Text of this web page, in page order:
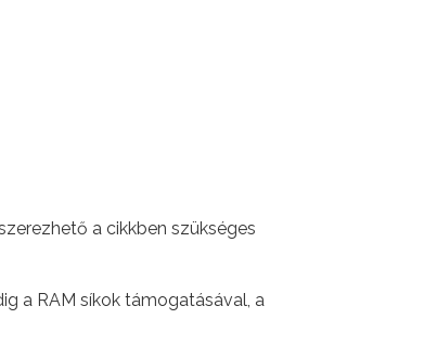
a cikkben szükséges
a RAM síkok támogatásával, a